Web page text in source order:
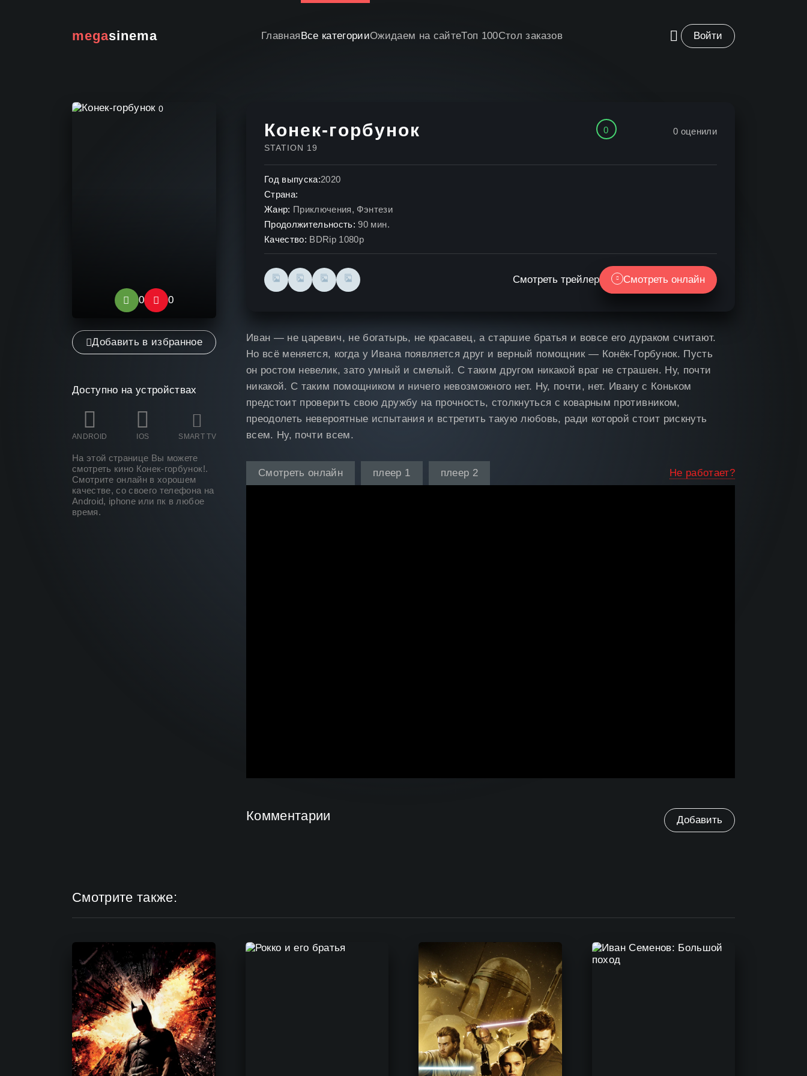
megasinema ГлавнаяВсе категорииОжидаем на сайтеТоп 100Стол заказов Войти
Конек-горбунок 0 0 оценили
STATION 19
Год выпуска:2020
Страна:
Жанр: Приключения, Фэнтези
Продолжительность: 90 мин.
Качество: BDRip 1080p
Смотреть трейлер Смотреть онлайн
0
0 0
Добавить в избранное
Доступно на устройствах
ANDROID IOS SMART TV
На этой странице Вы можете
смотреть кино Конек-горбунок!.
Смотрите онлайн в хорошем
качестве, со своего телефона на
Android, iphone или пк в любое
время.
Иван — не царевич, не богатырь, не красавец, а старшие братья и вовсе его дураком считают.
Но всё меняется, когда у Ивана появляется друг и верный помощник — Конёк-Горбунок. Пусть
он ростом невелик, зато умный и смелый. С таким другом никакой враг не страшен. Ну, почти
никакой. С таким помощником и ничего невозможного нет. Ну, почти, нет. Ивану с Коньком
предстоит проверить свою дружбу на прочность, столкнуться с коварным противником,
преодолеть невероятные испытания и встретить такую любовь, ради которой стоит рискнуть
всем. Ну, почти всем.
Смотреть онлайн плеер 1 плеер 2 Не работает?
Комментарии Добавить
Смотрите также: